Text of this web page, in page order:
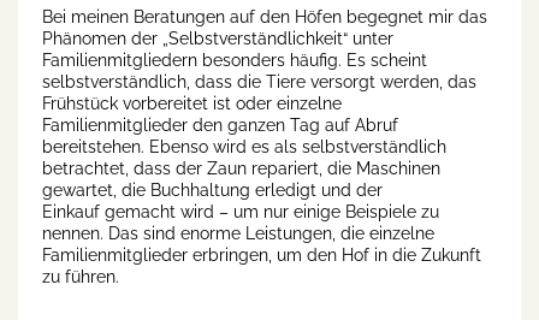
Bei meinen Beratungen auf den Höfen begegnet mir das
Phänomen der „Selbstverständlichkeit“ unter
Familienmitgliedern besonders häufig. Es scheint
selbstverständlich, dass die Tiere versorgt werden, das
Frühstück vorbereitet ist oder einzelne
Familienmitglieder den ganzen Tag auf Abruf
bereitstehen. Ebenso wird es als selbstverständlich
betrachtet, dass der Zaun repariert, die Maschinen
gewartet, die Buchhaltung erledigt und der
Einkauf gemacht wird – um nur einige Beispiele zu
nennen. Das sind enorme Leistungen, die einzelne
Familienmitglieder erbringen, um den Hof in die Zukunft
zu führen.